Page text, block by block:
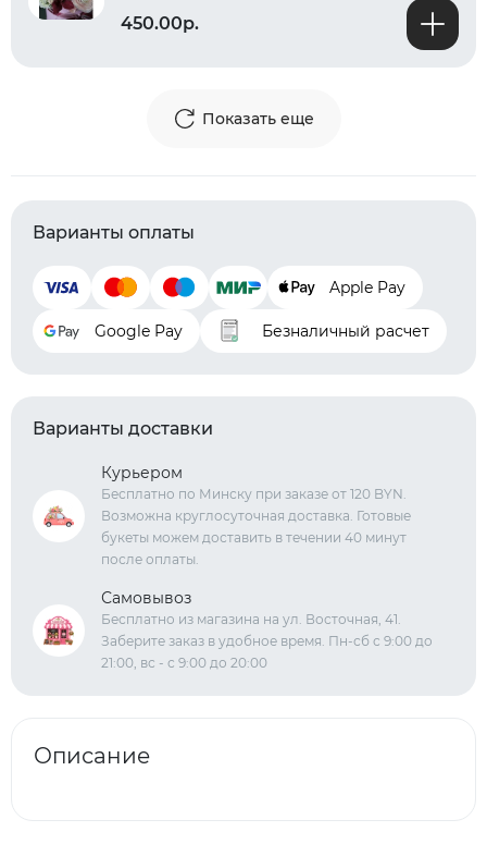
450.00р.
Показать еще
Варианты оплаты
Apple Pay
Google Pay Безналичный расчет
Варианты доставки
Курьером
Бесплатно по Минску при заказе от 120 BYN.
Возможна круглосуточная доставка. Готовые
букеты можем доставить в течении 40 минут
после оплаты.
Самовывоз
Бесплатно из магазина на ул. Восточная, 41.
Заберите заказ в удобное время. Пн-сб с 9:00 до
21:00, вс - с 9:00 до 20:00
Описание